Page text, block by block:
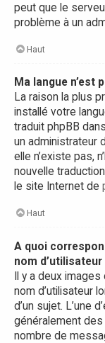
peut que le
problème à un
Haut
Ma langue n’est
La raison la plus
installé votre
traduit phpBB
un administrateur
elle n’existe pas,
nouvelle
le site Internet de
Haut
A quoi
nom d’utilisateur
Il y a deux
nom d’utilisateur
d’un sujet. L’une
généralement
nombre de